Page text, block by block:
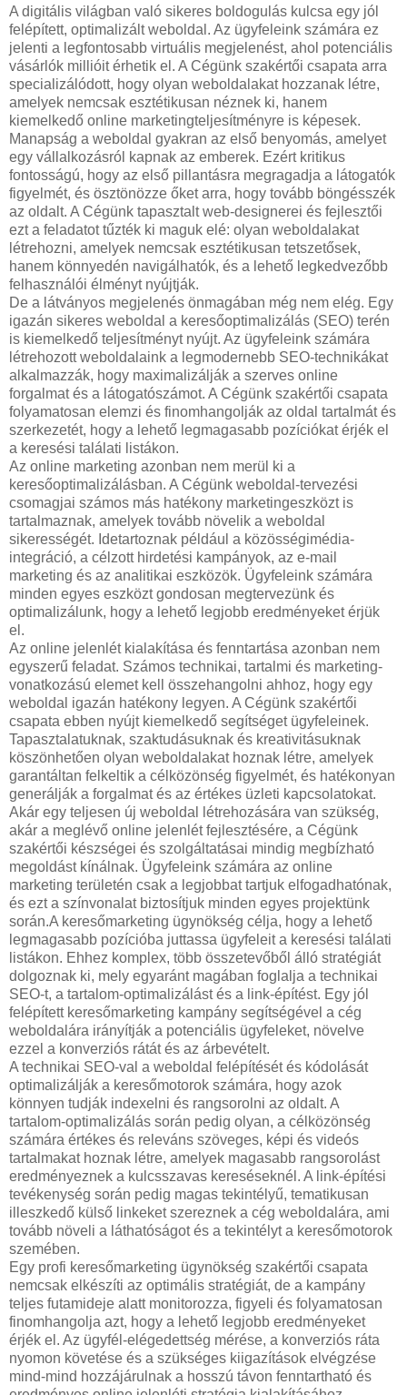
A digitális világban való sikeres boldogulás kulcsa egy jól
felépített, optimalizált weboldal. Az ügyfeleink számára ez
jelenti a legfontosabb virtuális megjelenést, ahol potenciális
vásárlók millióit érhetik el. A Cégünk szakértői csapata arra
specializálódott, hogy olyan weboldalakat hozzanak létre,
amelyek nemcsak esztétikusan néznek ki, hanem
kiemelkedő online marketingteljesítményre is képesek.
Manapság a weboldal gyakran az első benyomás, amelyet
egy vállalkozásról kapnak az emberek. Ezért kritikus
fontosságú, hogy az első pillantásra megragadja a látogatók
figyelmét, és ösztönözze őket arra, hogy tovább böngésszék
az oldalt. A Cégünk tapasztalt web-designerei és fejlesztői
ezt a feladatot tűzték ki maguk elé: olyan weboldalakat
létrehozni, amelyek nemcsak esztétikusan tetszetősek,
hanem könnyedén navigálhatók, és a lehető legkedvezőbb
felhasználói élményt nyújtják.
De a látványos megjelenés önmagában még nem elég. Egy
igazán sikeres weboldal a keresőoptimalizálás (SEO) terén
is kiemelkedő teljesítményt nyújt. Az ügyfeleink számára
létrehozott weboldalaink a legmodernebb SEO-technikákat
alkalmazzák, hogy maximalizálják a szerves online
forgalmat és a látogatószámot. A Cégünk szakértői csapata
folyamatosan elemzi és finomhangolják az oldal tartalmát és
szerkezetét, hogy a lehető legmagasabb pozíciókat érjék el
a keresési találati listákon.
Az online marketing azonban nem merül ki a
keresőoptimalizálásban. A Cégünk weboldal-tervezési
csomagjai számos más hatékony marketingeszközt is
tartalmaznak, amelyek tovább növelik a weboldal
sikerességét. Idetartoznak például a közösségimédia-
integráció, a célzott hirdetési kampányok, az e-mail
marketing és az analitikai eszközök. Ügyfeleink számára
minden egyes eszközt gondosan megtervezünk és
optimalizálunk, hogy a lehető legjobb eredményeket érjük
el.
Az online jelenlét kialakítása és fenntartása azonban nem
egyszerű feladat. Számos technikai, tartalmi és marketing-
vonatkozású elemet kell összehangolni ahhoz, hogy egy
weboldal igazán hatékony legyen. A Cégünk szakértői
csapata ebben nyújt kiemelkedő segítséget ügyfeleinek.
Tapasztalatuknak, szaktudásuknak és kreativitásuknak
köszönhetően olyan weboldalakat hoznak létre, amelyek
garantáltan felkeltik a célközönség figyelmét, és hatékonyan
generálják a forgalmat és az értékes üzleti kapcsolatokat.
Akár egy teljesen új weboldal létrehozására van szükség,
akár a meglévő online jelenlét fejlesztésére, a Cégünk
szakértői készségei és szolgáltatásai mindig megbízható
megoldást kínálnak. Ügyfeleink számára az online
marketing területén csak a legjobbat tartjuk elfogadhatónak,
és ezt a színvonalat biztosítjuk minden egyes projektünk
során.A keresőmarketing ügynökség célja, hogy a lehető
legmagasabb pozícióba juttassa ügyfeleit a keresési találati
listákon. Ehhez komplex, több összetevőből álló stratégiát
dolgoznak ki, mely egyaránt magában foglalja a technikai
SEO-t, a tartalom-optimalizálást és a link-építést. Egy jól
felépített keresőmarketing kampány segítségével a cég
weboldalára irányítják a potenciális ügyfeleket, növelve
ezzel a konverziós rátát és az árbevételt.
A technikai SEO-val a weboldal felépítését és kódolását
optimalizálják a keresőmotorok számára, hogy azok
könnyen tudják indexelni és rangsorolni az oldalt. A
tartalom-optimalizálás során pedig olyan, a célközönség
számára értékes és releváns szöveges, képi és videós
tartalmakat hoznak létre, amelyek magasabb rangsorolást
eredményeznek a kulcsszavas kereséseknél. A link-építési
tevékenység során pedig magas tekintélyű, tematikusan
illeszkedő külső linkeket szereznek a cég weboldalára, ami
tovább növeli a láthatóságot és a tekintélyt a keresőmotorok
szemében.
Egy profi keresőmarketing ügynökség szakértői csapata
nemcsak elkészíti az optimális stratégiát, de a kampány
teljes futamideje alatt monitorozza, figyeli és folyamatosan
finomhangolja azt, hogy a lehető legjobb eredményeket
érjék el. Az ügyfél-elégedettség mérése, a konverziós ráta
nyomon követése és a szükséges kiigazítások elvégzése
mind-mind hozzájárulnak a hosszú távon fenntartható és